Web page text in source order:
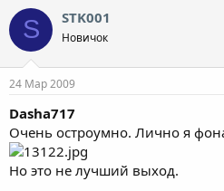
S STK001
Новичок
24 Мар 2009
Dasha717
Очень остроумно. Лично я
Но это не лучший выход.